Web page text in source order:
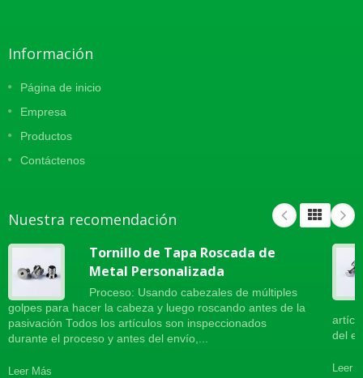
Información
Página de inicio
Empresa
Productos
Contáctenos
Nuestra recomendación
Tornillo de Tapa Roscada de
Metal Personalizada
Proceso: Usando cabezales de múltiples
golpes para hacer la cabeza y luego roscando antes de la
pasivación Todos los artículos son inspeccionados
durante el proceso y antes del envío,...
Leer Más
del
Leer